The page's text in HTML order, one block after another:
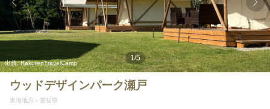
出典:RakutenTravelCamp
1/5
ウッドデザインパーク瀬戸
東海地方 愛知県